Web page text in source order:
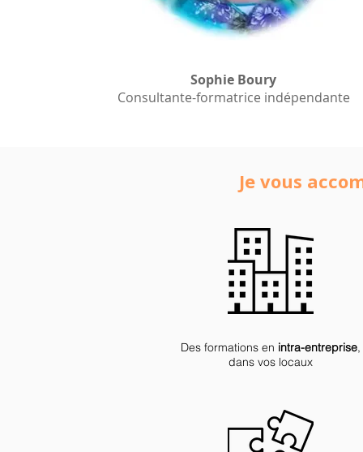
Sophie Boury
Consultante-formatrice indépendante
Je vous
Des formations en intra-entreprise,
dans vos locaux